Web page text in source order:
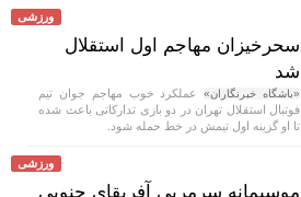
ورزشی
سحرخیزان مهاجم اول استقلال
شد
«باشگاه خبرنگاران»عملکرد خوب مهاجم جوان تیم
فوتبال استقلال تهران در دو بازی تدارکاتی باعث شده
تا او گزینه اول تیمش در خط حمله شود.
ورزشی
موسیمانه سرمربی آفریقای جنوبی